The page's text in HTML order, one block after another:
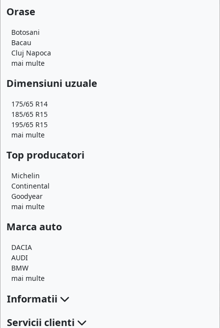
Orase
Botosani
Bacau
Cluj Napoca
mai multe
Dimensiuni uzuale
175/65 R14
185/65 R15
195/65 R15
mai multe
Top producatori
Michelin
Continental
Goodyear
mai multe
Marca auto
DACIA
AUDI
BMW
mai multe
Informatii
Servicii clienti